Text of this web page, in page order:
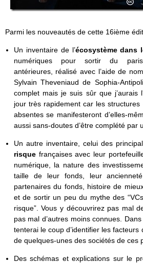
Parmi les nouveautés de cette 16ième
Un inventaire de l’écosystème dans
numériques pour sortir du
antérieures, réalisé avec l’aide de
Sylvain Theveniaud de Sophia-
complet mais je suis sûr que j’aurais
jour très rapidement car les
absentes se manifesteront d’elles-
aussi sans-doutes d’être complété par
Un autre inventaire, celui des
risquefrançaises avec leur
numérique, la nature des
taille de leur fonds, leur
partenaires du fonds, histoire de
et de sortir un peu du mythe des
risque”. Vous y découvrirez pas mal
pas mal d’autres moins connues.
tenterai le coup d’identifier les facteurs
de quelques-unes des sociétés de ces
Des schémas et explications sur le